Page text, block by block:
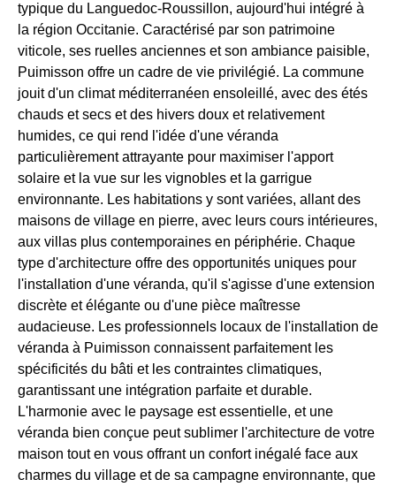
typique du Languedoc-Roussillon, aujourd'hui intégré à
la région Occitanie. Caractérisé par son patrimoine
viticole, ses ruelles anciennes et son ambiance paisible,
Puimisson offre un cadre de vie privilégié. La commune
jouit d'un climat méditerranéen ensoleillé, avec des étés
chauds et secs et des hivers doux et relativement
humides, ce qui rend l'idée d'une véranda
particulièrement attrayante pour maximiser l'apport
solaire et la vue sur les vignobles et la garrigue
environnante. Les habitations y sont variées, allant des
maisons de village en pierre, avec leurs cours intérieures,
aux villas plus contemporaines en périphérie. Chaque
type d'architecture offre des opportunités uniques pour
l'installation d'une véranda, qu'il s'agisse d'une extension
discrète et élégante ou d'une pièce maîtresse
audacieuse. Les professionnels locaux de l'installation de
véranda à Puimisson connaissent parfaitement les
spécificités du bâti et les contraintes climatiques,
garantissant une intégration parfaite et durable.
L'harmonie avec le paysage est essentielle, et une
véranda bien conçue peut sublimer l'architecture de votre
maison tout en vous offrant un confort inégalé face aux
charmes du village et de sa campagne environnante, que